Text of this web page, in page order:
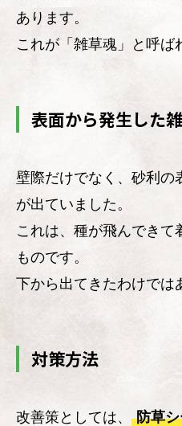
あります。
これが「雑草魂」と呼ば
表面から発生した
壁際だけでなく、砂利の
が出ていました。
これは、種が飛んでき
ものです。
下から出てきたわけでは
対策方法
改善策としては、
防草